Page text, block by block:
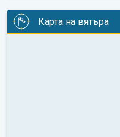
Карта на вятъра